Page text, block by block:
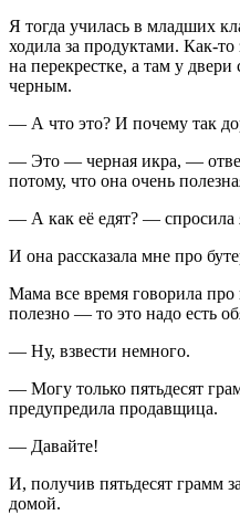
Я тогда училась в младших
ходила за продуктами. Как-
на перекрестке, а там у
черным.
— А что это? И почему так
— Это — черная икра, —
потому, что она очень
— А как её едят? — спросила
И она рассказала мне про
Мама все время говорила про
полезно — то это надо есть
— Ну, взвести немного.
— Могу только пятьдесят
предупредила продавщица.
— Давайте!
И, получив пятьдесят грамм
домой.